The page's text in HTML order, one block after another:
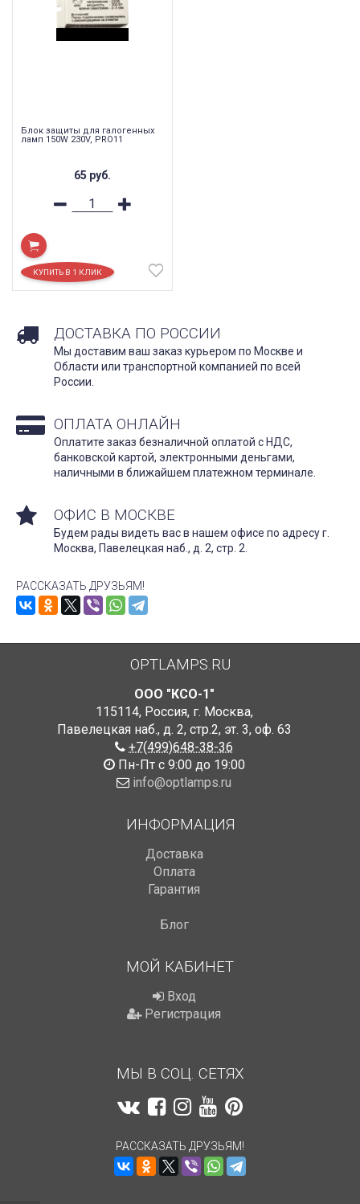
Блок защиты для галогенных
ламп 150W 230V, PRO11
65 руб.
ДОСТАВКА ПО РОССИИ
Мы доставим ваш заказ курьером по Москве и
Области или транспортной компанией по всей
России.
ОПЛАТА ОНЛАЙН
Оплатите заказ безналичной оплатой с НДС,
банковской картой, электронными деньгами,
наличными в ближайшем платежном терминале.
ОФИС В МОСКВЕ
Будем рады видеть вас в нашем офисе по адресу г.
Москва, Павелецкая наб., д. 2, стр. 2.
РАССКАЗАТЬ ДРУЗЬЯМ!
OPTLAMPS.RU
ООО "КСО-1"
115114, Россия, г. Москва,
Павелецкая наб., д. 2, стр.2, эт. 3, оф. 63
+7(499)648-38-36
Пн-Пт с 9:00 до 19:00
info@optlamps.ru
ИНФОРМАЦИЯ
Доставка
Оплата
Гарантия
Блог
МОЙ КАБИНЕТ
Вход
Регистрация
МЫ В СОЦ. СЕТЯХ
РАССКАЗАТЬ ДРУЗЬЯМ!